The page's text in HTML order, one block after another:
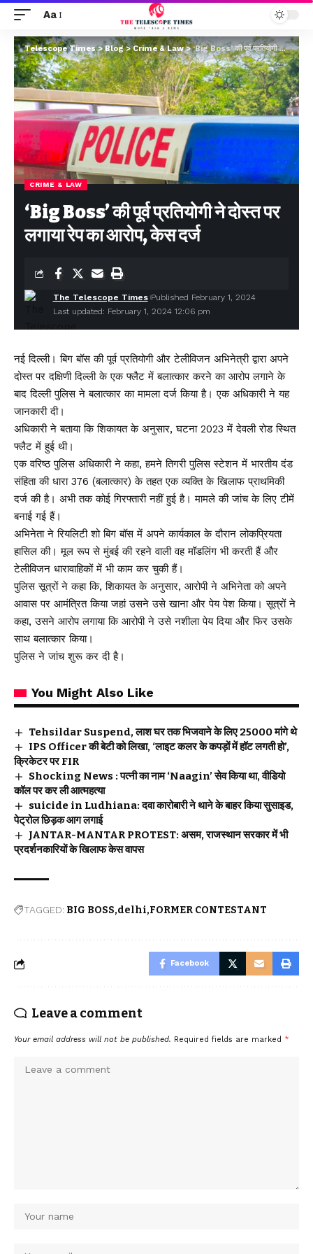
Aa
Telescope Times>Blog>Crime & Law>‘Big Boss’ की पूर्व प्रतियोगी ने दोस्त पर लगाया रेप का आरोप, केस दर्ज
CRIME & LAW
‘Big Boss’ की पूर्व प्रतियोगी ने दोस्त पर
लगाया रेप का आरोप, केस दर्ज
Last updated: February 1, 2024 12:06 pm
The Telescope Times Published February 1, 2024
नई दिल्ली। बिग बॉस की पूर्व प्रतियोगी और टेलीविजन अभिनेत्री द्वारा अपने
दोस्त पर दक्षिणी दिल्ली के एक फ्लैट में बलात्कार करने का आरोप लगाने के
बाद दिल्ली पुलिस ने बलात्कार का मामला दर्ज किया है। एक अधिकारी ने यह
जानकारी दी।
अधिकारी ने बताया कि शिकायत के अनुसार, घटना 2023 में देवली रोड स्थित
फ्लैट में हुई थी।
एक वरिष्ठ पुलिस अधिकारी ने कहा, हमने तिगरी पुलिस स्टेशन में भारतीय दंड
संहिता की धारा 376 (बलात्कार) के तहत एक व्यक्ति के खिलाफ प्राथमिकी
दर्ज की है। अभी तक कोई गिरफ्तारी नहीं हुई है। मामले की जांच के लिए टीमें
बनाई गई हैं।
अभिनेता ने रियलिटी शो बिग बॉस में अपने कार्यकाल के दौरान लोकप्रियता
हासिल की। मूल रूप से मुंबई की रहने वाली वह मॉडलिंग भी करती हैं और
टेलीविजन धारावाहिकों में भी काम कर चुकी हैं।
पुलिस सूत्रों ने कहा कि, शिकायत के अनुसार, आरोपी ने अभिनेता को अपने
आवास पर आमंत्रित किया जहां उसने उसे खाना और पेय पेश किया। सूत्रों ने
कहा, उसने आरोप लगाया कि आरोपी ने उसे नशीला पेय दिया और फिर उसके
साथ बलात्कार किया।
पुलिस ने जांच शुरू कर दी है।
You Might Also Like
Tehsildar Suspend, लाश घर तक भिजवाने के लिए ₹25000 मांगे थे
IPS Officer की बेटी को लिखा, ‘लाइट कलर के कपड़ों में हॉट लगती हो’,
क्रिकेटर पर FIR
Shocking News : पत्नी का नाम ‘Naagin’ सेव किया था, वीडियो
कॉल पर कर ली आत्महत्या
suicide in Ludhiana: दवा कारोबारी ने थाने के बाहर किया सुसाइड,
पेट्रोल छिड़क आग लगाई
JANTAR-MANTAR PROTEST: असम, राजस्थान सरकार में भी
प्रदर्शनकारियों के खिलाफ केस वापस
TAGGED: BIG BOSS delhi FORMER CONTESTANT
Facebook
Leave a comment
Your email address will not be published. Required fields are marked *